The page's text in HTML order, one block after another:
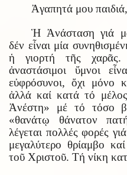
Ἀγαπητά μου παιδιά,
Ἡ Ἀνάσταση γιά
δέν εἶναι μία
ἡ γιορτή τῆς
ἀναστάσιμοι ὕμνοι
εὐφρόσυνοι, ὄχι μόνο
ἀλλά καί κατά τό
Ἀνέστη» μέ τό τόσο
«θανάτῳ θάνατον
λέγεται πολλές φορές
μεγαλύτερο θρίαμβο
τοῦ Χριστοῦ. Τή νίκη